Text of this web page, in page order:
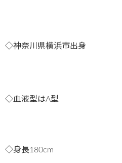
◇神奈川県横浜市出身
◇血液型はA型
◇身長180cm